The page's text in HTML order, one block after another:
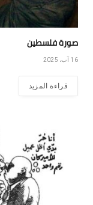
صورة فلسطين
16 آب، 2025
قراءة المزيد